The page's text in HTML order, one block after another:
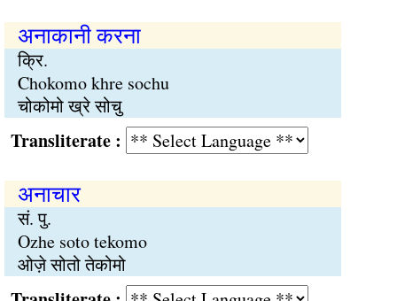
अनाकानी करना
क्रि.
Chokomo khre sochu
चोकोमो ख्रे सोचु
:
अनाचार
सं. पु.
Ozhe soto tekomo
ओज़े सोतो तेकोमो